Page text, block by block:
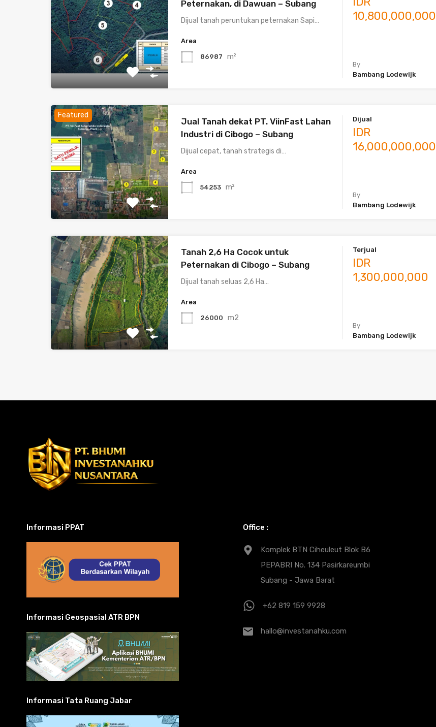
Peternakan, di Dawuan – Subang
Dijual tanah peruntukan peternakan Sapi…
Area
86987 m²
10,800,000,000
By
Bambang Lodewijk
Featured
Jual Tanah dekat PT. ViinFast Lahan
Industri di Cibogo – Subang
Dijual cepat, tanah strategis di…
Area
54253 m²
Dijual
IDR
16,000,000,000
By
Bambang Lodewijk
Tanah 2,6 Ha Cocok untuk
Peternakan di Cibogo – Subang
Dijual tanah seluas 2,6 Ha…
Area
26000 m2
Terjual
IDR
1,300,000,000
By
Bambang Lodewijk
Informasi PPAT
Informasi Geospasial ATR BPN
Informasi Tata Ruang Jabar
Office :
Komplek BTN Ciheuleut Blok B6
PEPABRI No. 134 Pasirkareumbi
Subang - Jawa Barat
+62 819 159 9928
hallo@investanahku.com